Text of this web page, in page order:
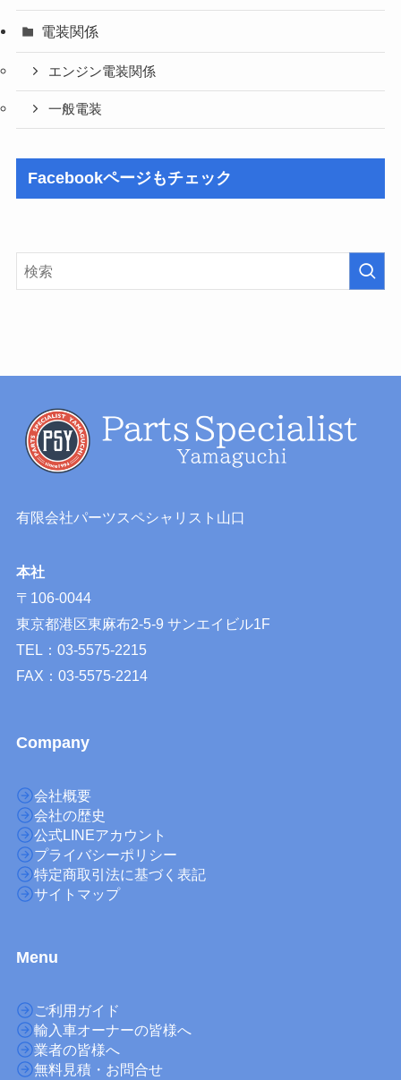
電装関係
エンジン電装関係
一般電装
Facebookページもチェック
有限会社パーツスペシャリスト山口
本社
〒106-0044
東京都港区東麻布2-5-9 サンエイビル1F
TEL：03-5575-2215
FAX：03-5575-2214
Company
会社概要
会社の歴史
公式LINEアカウント
プライバシーポリシー
特定商取引法に基づく表記
サイトマップ
Menu
ご利用ガイド
輸入車オーナーの皆様へ
業者の皆様へ
無料見積・お問合せ